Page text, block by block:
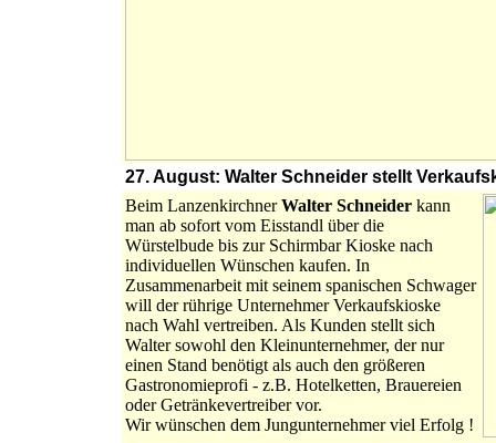
27. August: Walter Schneider stellt
Beim LanzenkirchnerWalter Schneider kann
man ab sofort vom Eisstandl über die
Würstelbude bis zur Schirmbar Kioske nach
individuellen Wünschen kaufen. In
Zusammenarbeit mit seinem spanischen Schwager
will der rührige Unternehmer Verkaufskioske
nach Wahl vertreiben. Als Kunden stellt sich
Walter sowohl den Kleinunternehmer, der nur
einen Stand benötigt als auch den größeren
Gastronomieprofi - z.B. Hotelketten, Brauereien
oder Getränkevertreiber vor.
Wir wünschen dem Jungunternehmer viel Erfolg !